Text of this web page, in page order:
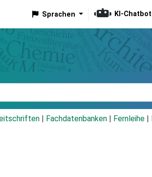
Sprachen KI-Chatbot
Fachdatenbanken Fernleihe